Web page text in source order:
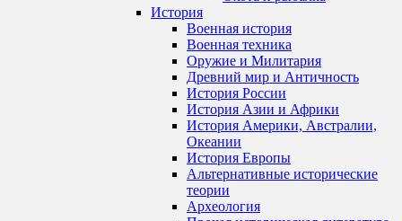
История
Военная история
Военная техника
Оружие и Милитария
Древний мир и Античность
История России
История Азии и Африки
История Америки, Австралии,
Океании
История Европы
Альтернативные исторические
теории
Археология